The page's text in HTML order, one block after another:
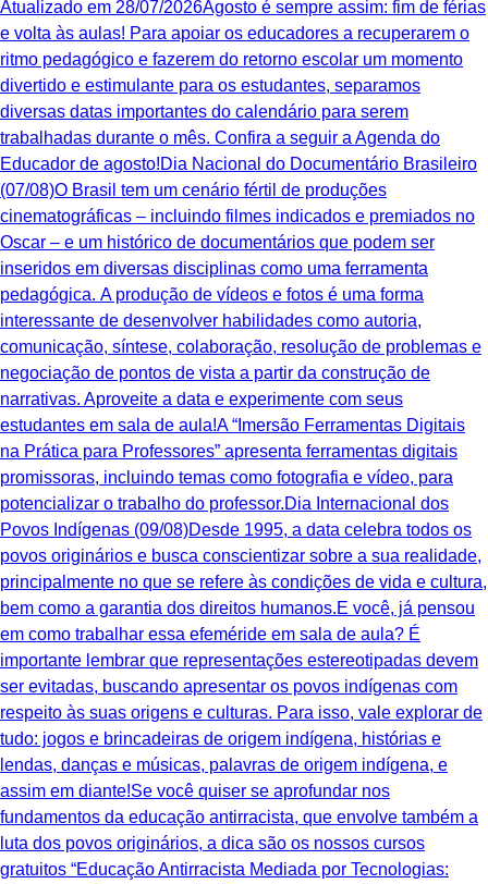
Atualizado em 28/07/2026Agosto é sempre assim: fim de férias
e volta às aulas! Para apoiar os educadores a recuperarem o
ritmo pedagógico e fazerem do retorno escolar um momento
divertido e estimulante para os estudantes, separamos
diversas datas importantes do calendário para serem
trabalhadas durante o mês. Confira a seguir a Agenda do
Educador de agosto!Dia Nacional do Documentário Brasileiro
(07/08)O Brasil tem um cenário fértil de produções
cinematográficas – incluindo filmes indicados e premiados no
Oscar – e um histórico de documentários que podem ser
inseridos em diversas disciplinas como uma ferramenta
pedagógica. A produção de vídeos e fotos é uma forma
interessante de desenvolver habilidades como autoria,
comunicação, síntese, colaboração, resolução de problemas e
negociação de pontos de vista a partir da construção de
narrativas. Aproveite a data e experimente com seus
estudantes em sala de aula!A “Imersão Ferramentas Digitais
na Prática para Professores” apresenta ferramentas digitais
promissoras, incluindo temas como fotografia e vídeo, para
potencializar o trabalho do professor.Dia Internacional dos
Povos Indígenas (09/08)Desde 1995, a data celebra todos os
povos originários e busca conscientizar sobre a sua realidade,
principalmente no que se refere às condições de vida e cultura,
bem como a garantia dos direitos humanos.E você, já pensou
em como trabalhar essa efeméride em sala de aula? É
importante lembrar que representações estereotipadas devem
ser evitadas, buscando apresentar os povos indígenas com
respeito às suas origens e culturas. Para isso, vale explorar de
tudo: jogos e brincadeiras de origem indígena, histórias e
lendas, danças e músicas, palavras de origem indígena, e
assim em diante!Se você quiser se aprofundar nos
fundamentos da educação antirracista, que envolve também a
luta dos povos originários, a dica são os nossos cursos
gratuitos “Educação Antirracista Mediada por Tecnologias: